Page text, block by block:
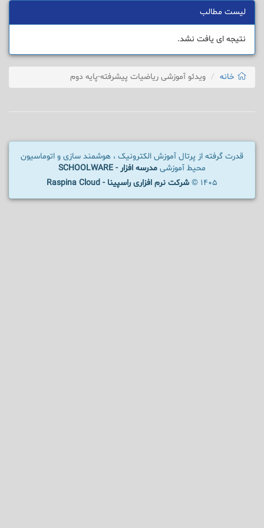
لیست مطالب
نتیجه ای یافت نشد.
خانه ویدئو آموزشی ریاضیات پیشرفته-پایه دوم
قدرت گرفته از پرتال آموزش الکترونیک ، هوشمند سازی و اتوماسیون
محیط آموزشی مدرسه افزار - SCHOOLWARE
1405 ©
شرکت نرم افزاری راسپینا - Raspina Cloud